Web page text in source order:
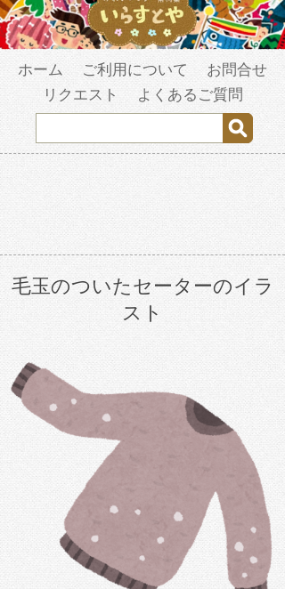
ホーム ご利用について
お問合せ
リクエスト
よくあるご質問
毛玉のついたセーターのイラ
スト